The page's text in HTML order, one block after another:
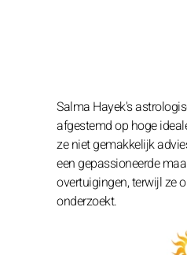
Salma Hayek's
afgestemd op hoge
ze niet gemakkelijk
een gepassioneerde
overtuigingen, terwijl ze
onderzoekt.